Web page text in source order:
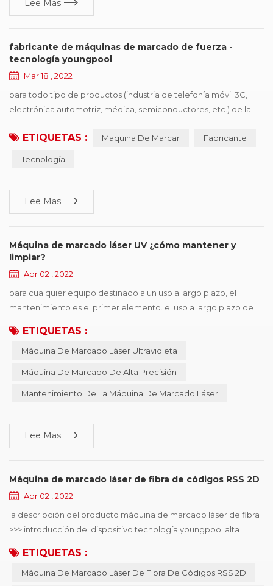
Lee Mas
fabricante de máquinas de marcado de fuerza -
tecnología youngpool
Mar 18 , 2022
para todo tipo de productos (industria de telefonía móvil 3C,
electrónica automotriz, médica, semiconductores, etc.) de la
controladores de dispositivos de identificación, el primer punto
mejorar la competitividad de los productos, ganar más cuota de
ETIQUETAS : Maquina De Marcar Fabricante
Tecnología
Lee Mas
Máquina de marcado láser UV ¿cómo mantener y
limpiar?
Apr 02 , 2022
para cualquier equipo destinado a un uso a largo plazo, el
mantenimiento es el primer elemento. el uso a largo plazo de
inestable, propensa a fallar., por lo tanto, se debe realizar un
mantenimiento e inspección regulares para garantizar el
vida útil de la máquina. máquina de marcado lá...
ETIQUETAS :
Máquina De Marcado Láser Ultravioleta
Máquina De Marcado De Alta Precisión
Mantenimiento De La Máquina De Marcado Láser
Lee Mas
Máquina de marcado láser de fibra de códigos RSS 2D
Apr 02 , 2022
la descripción del producto máquina de marcado láser de fibra
>>> introducción del dispositivo tecnología youngpool alta
principalmente en identificación de codificación de PCB de
cuerpo de línea smt, puede elegir la codificación en línea o
ETIQUETAS :
Máquina De Marcado Láser De Fibra De Códigos RSS 2D